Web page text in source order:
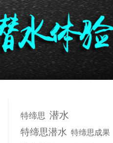
特缔思 潜水
特缔思潜水 特缔思成果